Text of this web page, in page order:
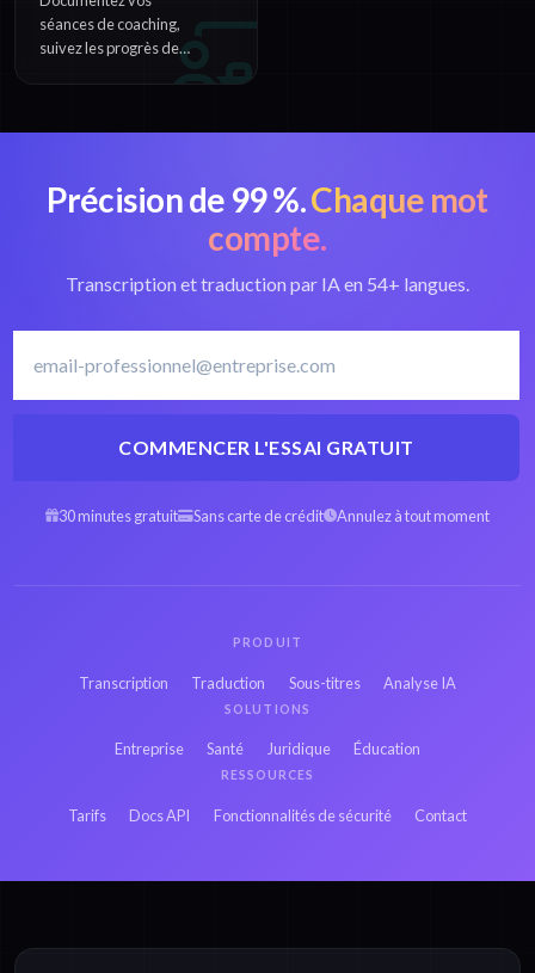
séances de coaching,
suivez les progrès de
Précision de 99 %.Chaque mot
compte.
Transcription et traduction par IA en 54+ langues.
COMMENCER L'ESSAI GRATUIT
30 minutes gratuit Sans carte de crédit Annulez à tout moment
PRODUIT
Transcription Traduction Sous-titres Analyse IA
SOLUTIONS
Entreprise Santé Juridique Éducation
RESSOURCES
Tarifs Docs API Fonctionnalités de sécurité Contact